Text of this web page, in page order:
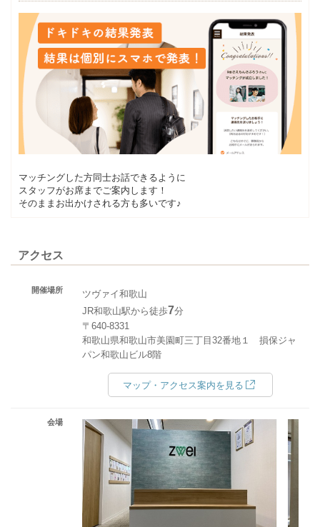
マッチングした方同士お話できるように
スタッフがお席までご案内します！
そのままお出かけされる方も多いです♪
アクセス
開催場所
ツヴァイ和歌山
JR和歌山駅から徒歩7分
〒640-8331
和歌山県和歌山市美園町三丁目32番地１ 損保ジャ
パン和歌山ビル8階
マップ・アクセス案内を見る
会場